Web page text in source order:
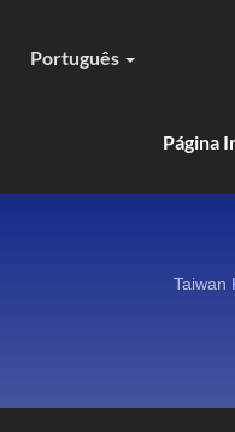
Página
Português
Taiwan